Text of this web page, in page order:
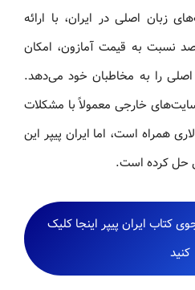
زبان اصلی در ایران، با ارائه
بی‌نظیر تا 98 درصد نسبت به قیمت آمازون، امکان
را به مخاطبان خود می‌دهد.
خارجی معمولاً با مشکلات
همراه است، اما ایران پیپر این
حل کرده است.
کتاب ایران پیپر اینجا کلیک
کنید